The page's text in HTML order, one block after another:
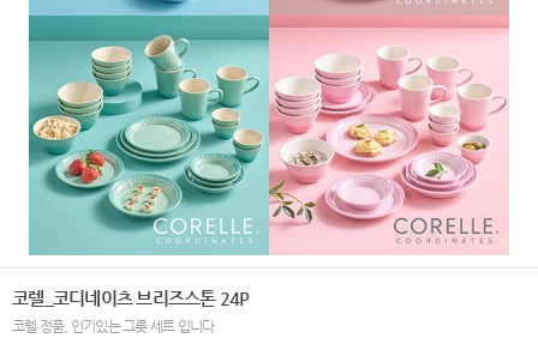
코렐_코디네이츠 브리즈스톤 24P
코렐 정품, 인기있는 그릇 세트 입니다